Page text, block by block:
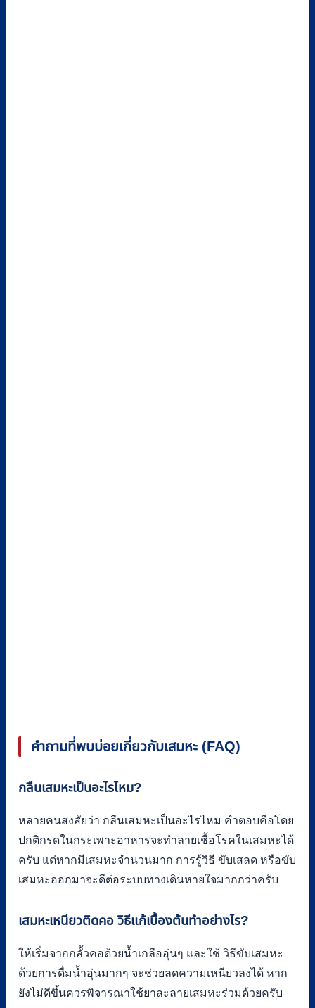
คำถามที่พบบ่อยเกี่ยวกับเสมหะ (FAQ)
กลืนเสมหะเป็นอะไรไหม?
หลายคนสงสัยว่า กลืนเสมหะเป็นอะไรไหม คำตอบคือโดย
ปกติกรดในกระเพาะอาหารจะทำลายเชื้อโรคในเสมหะได้
ครับ แต่หากมีเสมหะจำนวนมาก การรู้วิธี ขับเสลด หรือขับ
เสมหะออกมาจะดีต่อระบบทางเดินหายใจมากกว่าครับ
เสมหะเหนียวติดคอ วิธีแก้เบื้องต้นทำอย่างไร?
ให้เริ่มจากกลั้วคอด้วยน้ำเกลืออุ่นๆ และใช้ วิธีขับเสมหะ
ด้วยการดื่มน้ำอุ่นมากๆ จะช่วยลดความเหนียวลงได้ หาก
ยังไม่ดีขึ้นควรพิจารณาใช้ยาละลายเสมหะร่วมด้วยครับ